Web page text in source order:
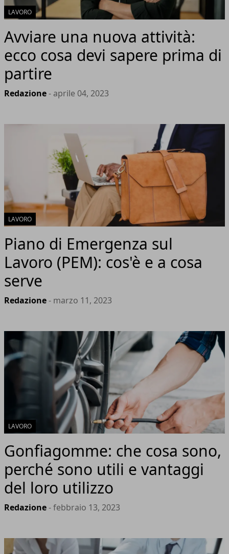
LAVORO
Avviare una nuova attività:
ecco cosa devi sapere prima di
partire
Redazione- aprile 04, 2023
LAVORO
Piano di Emergenza sul
Lavoro (PEM): cos'è e a cosa
serve
Redazione- marzo 11, 2023
LAVORO
Gonfiagomme: che cosa sono,
perché sono utili e vantaggi
del loro utilizzo
Redazione- febbraio 13, 2023